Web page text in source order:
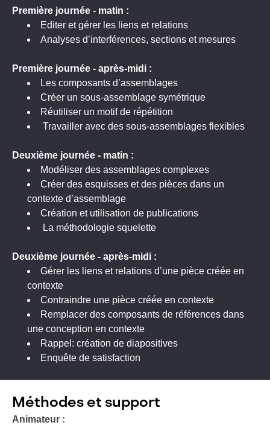
Première journée - matin :
Editer et gérer les liens et relations
Analyses d’interférences, sections et mesures
Première journée - après-midi :
Les composants d’assemblages
Créer un sous-assemblage symétrique
Réutiliser un motif de répétition
Travailler avec des sous-assemblages flexibles
Deuxième journée - matin :
Modéliser des assemblages complexes
Créer des esquisses et des pièces dans un
contexte d’assemblage
Création et utilisation de publications
La méthodologie squelette
Deuxième journée - après-midi :
Gérer les liens et relations d’une pièce créée en
contexte
Contraindre une pièce créée en contexte
Remplacer des composants de références dans
une conception en contexte
Rappel: création de diapositives
Enquête de satisfaction
Méthodes et support
Animateur :